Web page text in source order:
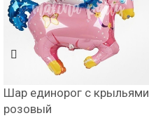
Шар единорог с крыльями
розовый